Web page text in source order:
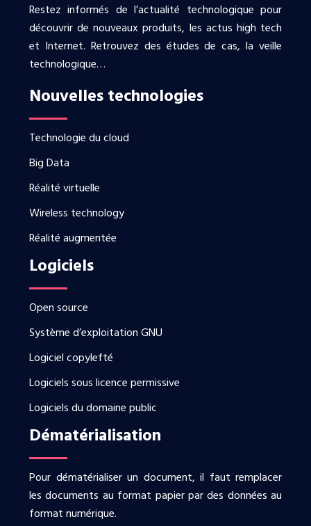
Restez informés de l’actualité technologique pour
découvrir de nouveaux produits, les actus high tech
et Internet. Retrouvez des études de cas, la veille
technologique…
Nouvelles technologies
Technologie du cloud
Big Data
Réalité virtuelle
Wireless technology
Réalité augmentée
Logiciels
Open source
Système d’exploitation GNU
Logiciel copylefté
Logiciels sous licence permissive
Logiciels du domaine public
Dématérialisation
Pour dématérialiser un document, il faut remplacer
les documents au format papier par des données au
format numérique.